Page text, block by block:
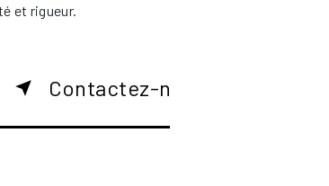
et rigueur.
Contactez-nous